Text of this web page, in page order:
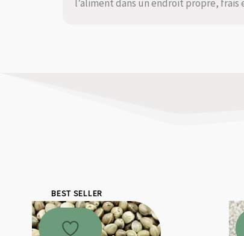
l’aliment dans un endroit propre, frais
BEST SELLER